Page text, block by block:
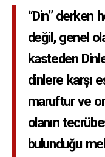
“Din” derken
değil, genel
kasteden
dinlere karşı
maruftur ve
olanın
bulunduğu